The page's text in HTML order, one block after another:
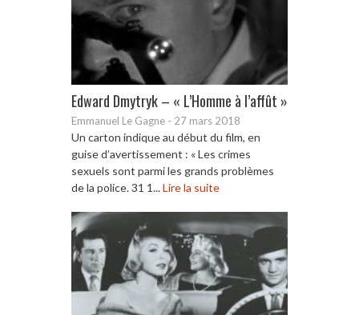
Edward Dmytryk – « L’Homme à l’affût »
Emmanuel Le Gagne - 27 mars 2018
Un carton indique au début du film, en
guise d’avertissement : « Les crimes
sexuels sont parmi les grands problèmes
de la police. 31 1...Lire la suite